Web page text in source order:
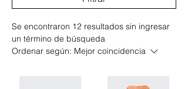
Se encontraron 12 resultados sin ingresar
un término de búsqueda
Ordenar según: Mejor coincidencia